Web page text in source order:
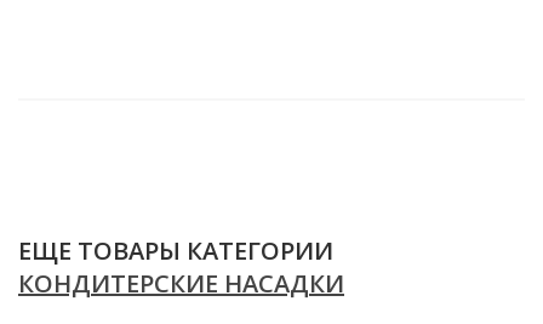
ЕЩЕ ТОВАРЫ КАТЕГОРИИ
КОНДИТЕРСКИЕ НАСАДКИ